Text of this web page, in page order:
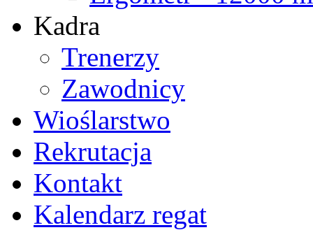
Kadra
Trenerzy
Zawodnicy
Wioślarstwo
Rekrutacja
Kontakt
Kalendarz regat